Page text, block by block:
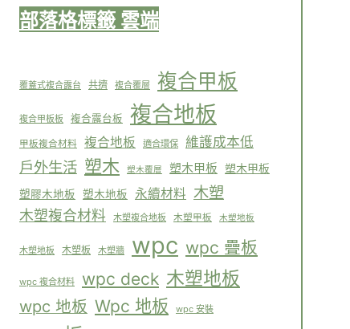
部落格標籤 雲端
覆蓋式複合露台 共擠 複合覆層 複合甲板
複合甲板板 複合露台板 複合地板
甲板複合材料 複合地板 適合環保 維護成本低
戶外生活 塑木 塑木覆層 塑木甲板 塑木甲板
塑膠木地板 塑木地板 永續材料 木塑
木塑複合材料 木塑複合地板 木塑甲板 木塑地板
木塑地板 木塑板 木塑牆 wpc wpc 疊板
wpc 複合材料 wpc deck 木塑地板
wpc 地板 Wpc 地板 wpc 安裝